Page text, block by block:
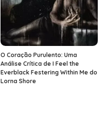
O Coração Purulento: Uma
Análise Crítica de I Feel the
Everblack Festering Within Me do
Lorna Shore